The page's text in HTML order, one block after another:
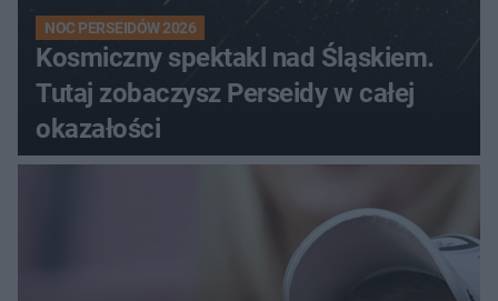
NOC PERSEIDÓW 2026
Kosmiczny spektakl nad Śląskiem.
Tutaj zobaczysz Perseidy w całej
okazałości